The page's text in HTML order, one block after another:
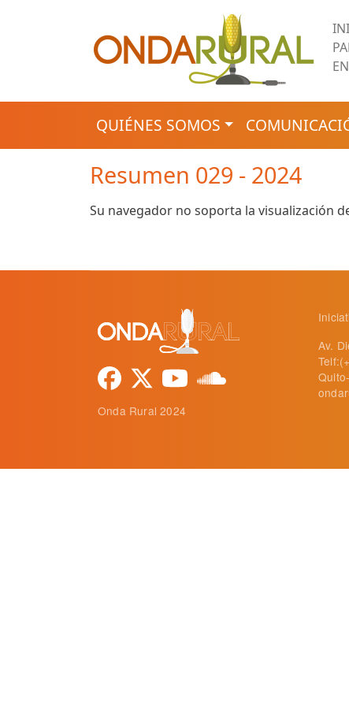
NAVEGACIÓN
QUIÉNES SOMOS
Resumen 029 - 2024
Su navegador no soporta la visualización
Onda Rural 2024
Av.